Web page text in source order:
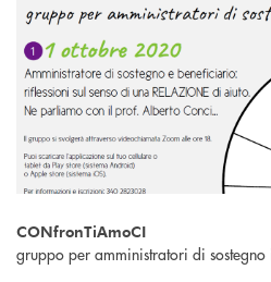
CONfronTiAmoCI
gruppo per amministratori di sostegno